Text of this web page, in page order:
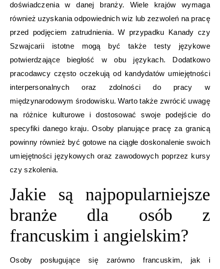
doświadczenia w danej branży. Wiele krajów wymaga
również uzyskania odpowiednich wiz lub zezwoleń na pracę
przed podjęciem zatrudnienia. W przypadku Kanady czy
Szwajcarii istotne mogą być także testy językowe
potwierdzające biegłość w obu językach. Dodatkowo
pracodawcy często oczekują od kandydatów umiejętności
interpersonalnych oraz zdolności do pracy w
międzynarodowym środowisku. Warto także zwrócić uwagę
na różnice kulturowe i dostosować swoje podejście do
specyfiki danego kraju. Osoby planujące pracę za granicą
powinny również być gotowe na ciągłe doskonalenie swoich
umiejętności językowych oraz zawodowych poprzez kursy
czy szkolenia.
Jakie są najpopularniejsze
branże dla osób z
francuskim i angielskim?
Osoby posługujące się zarówno francuskim, jak i